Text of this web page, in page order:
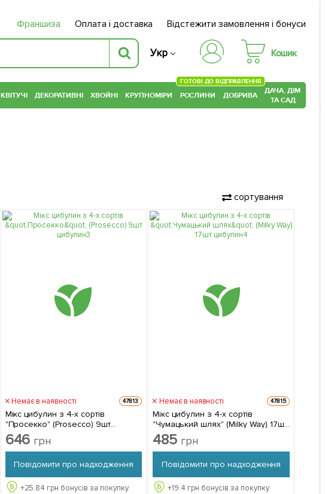
Франшиза Оплата і доставка Відстежити замовлення і бонуси
Укр Кошик
КВІТУЧІ ДЕКОРАТИВНІ ХВОЙНІ КРУПНОМІРИ РОСЛИНИ
ГОТОВІ ДО ВІДПРАВЛЕННЯ
ДОБРИВА
ДАЧА, ДІМ
ТА САД
сортування
Немає в наявності 47813
Мікс цибулин з 4-х сортів
"Просекко" (Prosecco) 9шт
цибулин
646 грн
Повідомити про надходження
+25.84 грн бонусів за покупку
Немає в наявності 47815
Мікс цибулин з 4-х сортів
"Чумацький шлях" (Milky Way) 17шт
цибулин
485 грн
Повідомити про надходження
+19.4 грн бонусів за покупку